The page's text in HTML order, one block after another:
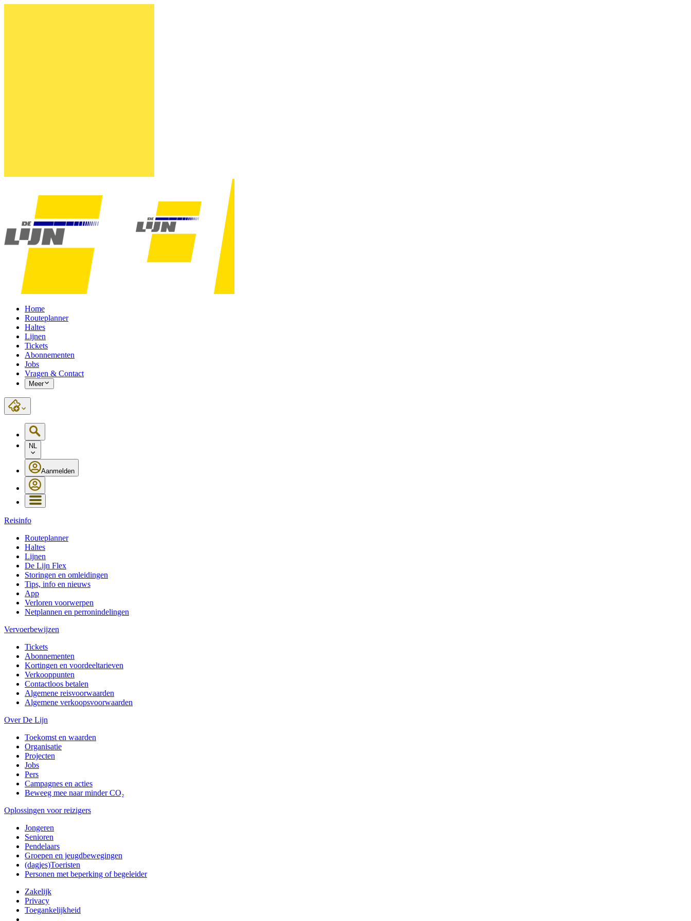
Home
Routeplanner
Haltes
Lijnen
Tickets
Abonnementen
Jobs
Vragen & Contact
Meer
NL
Aanmelden
Reisinfo
Routeplanner
Haltes
Lijnen
De Lijn Flex
Storingen en omleidingen
Tips, info en nieuws
App
Verloren voorwerpen
Netplannen en perronindelingen
Vervoerbewijzen
Tickets
Abonnementen
Kortingen en voordeeltarieven
Verkooppunten
Contactloos betalen
Algemene reisvoorwaarden
Algemene verkoopsvoorwaarden
Over De Lijn
Toekomst en waarden
Organisatie
Projecten
Jobs
Pers
Campagnes en acties
Beweeg mee naar minder CO₂
Oplossingen voor reizigers
Jongeren
Senioren
Pendelaars
Groepen en jeugdbewegingen
(dagjes)Toeristen
Personen met beperking of begeleider
Zakelijk
Privacy
Toegankelijkheid